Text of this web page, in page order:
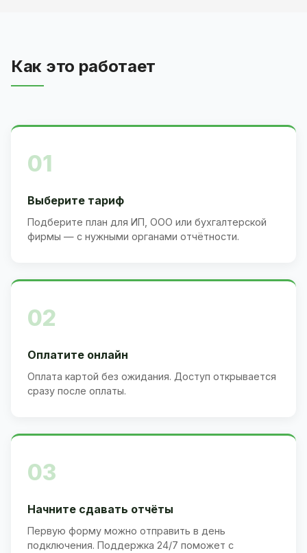
Как это работает
01
Выберите тариф
Подберите план для ИП, ООО или бухгалтерской
фирмы — с нужными органами отчётности.
02
Оплатите онлайн
Оплата картой без ожидания. Доступ открывается
сразу после оплаты.
03
Начните сдавать отчёты
Первую форму можно отправить в день
подключения. Поддержка 24/7 поможет с